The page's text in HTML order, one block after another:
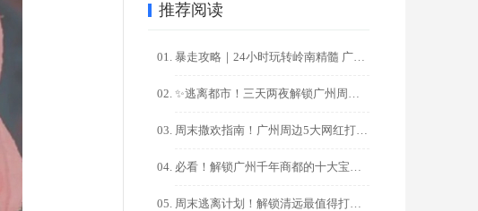
推荐阅读
暴走攻略｜24小时玩转岭南精髓 广州一日游精华路线
✨逃离都市！三天两夜解锁广州周边秘境之旅✨
周末撒欢指南！广州周边5大网红打卡地一日游攻略
必看！解锁广州千年商都的十大宝藏打卡地，一日游/周末游攻略
周末逃离计划！解锁清远最值得打卡的十大秘境（广州出发2天1夜 ...